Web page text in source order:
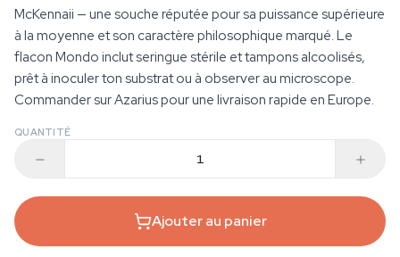
McKennaii — une souche réputée pour sa puissance supérieure
à la moyenne et son caractère philosophique marqué. Le
flacon Mondo inclut seringue stérile et tampons alcoolisés,
prêt à inoculer ton substrat ou à observer au microscope.
Commander sur Azarius pour une livraison rapide en Europe.
QUANTITÉ
Ajouter au panier